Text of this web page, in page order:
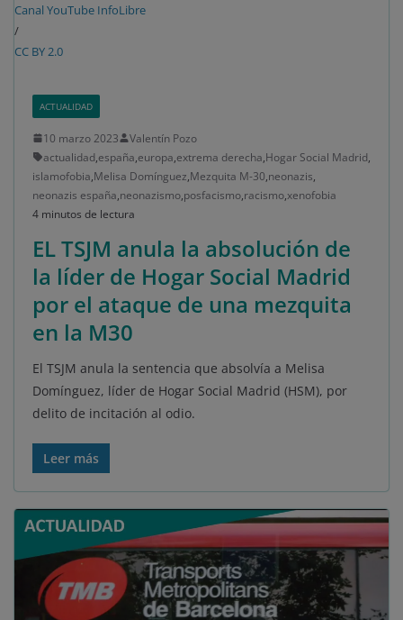
Canal YouTube InfoLibre
/
CC BY 2.0
ACTUALIDAD
10 marzo 2023
Valentín Pozo
actualidad,españa,europa,extrema derecha,Hogar Social Madrid,
islamofobia,Melisa Domínguez,Mezquita M-30,neonazis,
neonazis españa,neonazismo,posfacismo,racismo,xenofobia
4 minutos de lectura
EL TSJM anula la absolución de
la líder de Hogar Social Madrid
por el ataque de una mezquita
en la M30
El TSJM anula la sentencia que absolvía a Melisa
Domínguez, líder de Hogar Social Madrid (HSM), por
delito de incitación al odio.
Leer más